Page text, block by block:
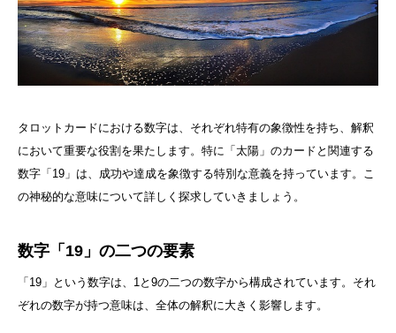
タロットカードにおける数字は、それぞれ特有の象徴性を持ち、解釈
において重要な役割を果たします。特に「太陽」のカードと関連する
数字「19」は、成功や達成を象徴する特別な意義を持っています。こ
の神秘的な意味について詳しく探求していきましょう。
数字「19」の二つの要素
「19」という数字は、1と9の二つの数字から構成されています。それ
ぞれの数字が持つ意味は、全体の解釈に大きく影響します。